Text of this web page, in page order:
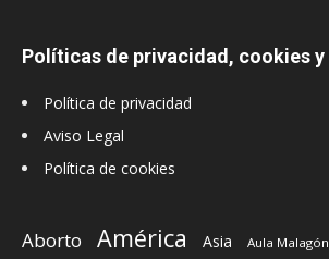
Políticas de privacidad, cookies y
Política de privacidad
Aviso Legal
Política de cookies
Aborto América Asia Aula